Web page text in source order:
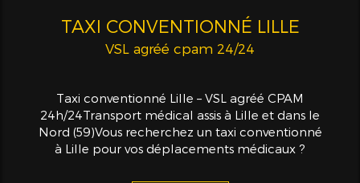
TAXI CONVENTIONNÉ LILLE
VSL agréé cpam 24/24
Taxi conventionné Lille – VSL agréé CPAM
24h/24Transport médical assis à Lille et dans le
Nord (59)Vous recherchez un taxi conventionné
à Lille pour vos déplacements médicaux ?